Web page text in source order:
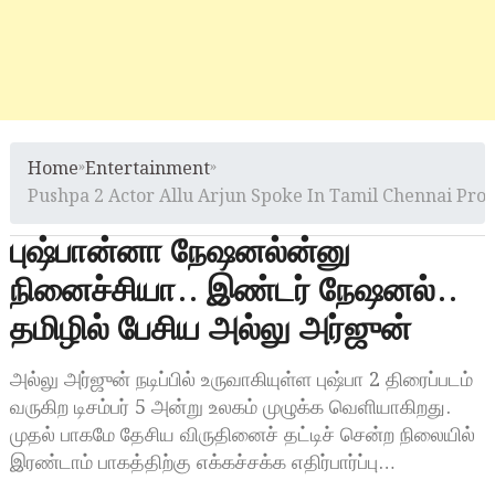
Home»Entertainment»
Pushpa 2 Actor Allu Arjun Spoke In Tamil Chennai
புஷ்பான்னா நேஷனல்ன்னு
நினைச்சியா.. இண்டர் நேஷனல்..
தமிழில் பேசிய அல்லு அர்ஜுன்
அல்லு அர்ஜுன் நடிப்பில் உருவாகியுள்ள புஷ்பா 2 திரைப்படம்
வருகிற டிசம்பர் 5 அன்று உலகம் முழுக்க வெளியாகிறது.
முதல் பாகமே தேசிய விருதினைச் தட்டிச் சென்ற நிலையில்
இரண்டாம் பாகத்திற்கு எக்கச்சக்க எதிர்பார்ப்பு…